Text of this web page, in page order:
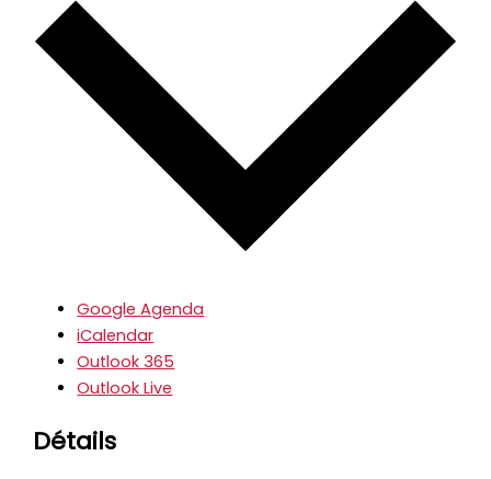
Google Agenda
iCalendar
Outlook 365
Outlook Live
Détails